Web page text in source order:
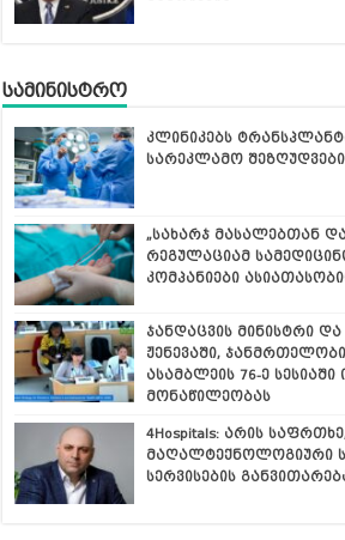
სამინისტრო
კლინიკებს
სარეკლამო
„სახარჯ მასალებთან
რეგულაციამ
კომპანიები
ჯანდაცვის მინისტრი
ჟენევაში,
ასამბლეის 76-ე სესიაში
მონაწილეობას
4Hospitals: არის
მაღალტექნოლოგიური
სერვისების